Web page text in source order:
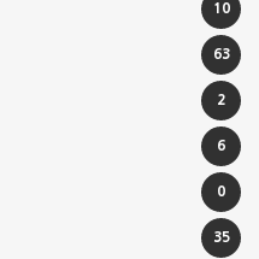
10
63
2
6
0
35